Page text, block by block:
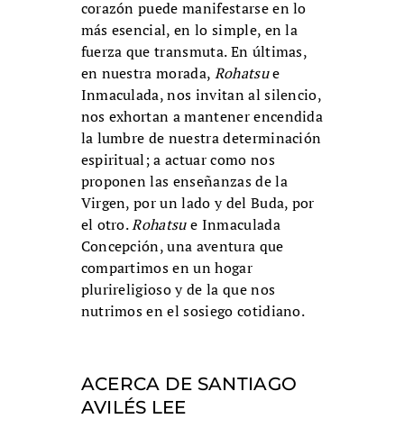
corazón puede manifestarse en lo
más esencial, en lo simple, en la
fuerza que transmuta. En últimas,
en nuestra morada, Rohatsue
Inmaculada, nos invitan al silencio,
nos exhortan a mantener encendida
la lumbre de nuestra determinación
espiritual; a actuar como nos
proponen las enseñanzas de la
Virgen, por un lado y del Buda, por
el otro.Rohatsue Inmaculada
Concepción, una aventura que
compartimos en un hogar
plurireligioso y de la que nos
nutrimos en el sosiego cotidiano.
ACERCA DE SANTIAGO
AVILÉS LEE